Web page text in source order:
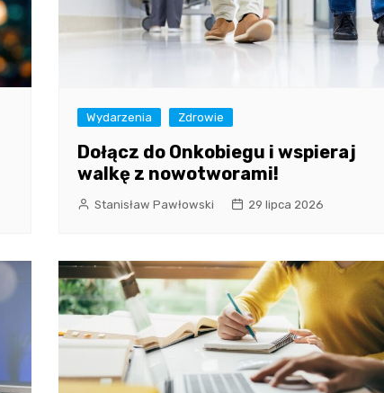
Wydarzenia Zdrowie
Dołącz do Onkobiegu i wspieraj
walkę z nowotworami!
Stanisław Pawłowski 29 lipca 2026